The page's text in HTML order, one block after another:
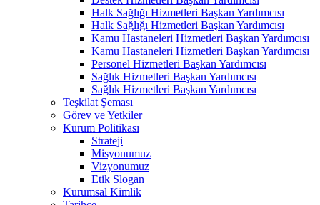
Halk Sağlığı Hizmetleri Başkan Yardımcısı
Halk Sağlığı Hizmetleri Başkan Yardımcısı
Kamu Hastaneleri Hizmetleri Başkan Yardımcısı ​
Kamu Hastaneleri Hizmetleri Başkan Yardımcısı
Personel Hizmetleri Başkan Yardımcısı
Sağlık Hizmetleri Başkan Yardımcısı
Sağlık Hizmetleri Başkan Yardımcısı
Teşkilat Şeması
Görev ve Yetkiler
Kurum Politikası
Strateji
Misyonumuz
Vizyonumuz
Etik Slogan
Kurumsal Kimlik